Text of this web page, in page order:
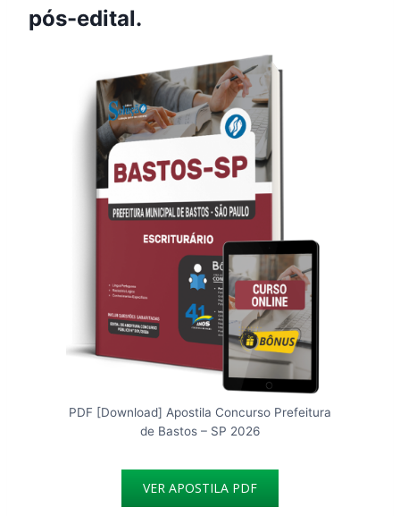
pós-edital.
PDF [Download] Apostila Concurso Prefeitura
de Bastos – SP 2026
VER APOSTILA PDF